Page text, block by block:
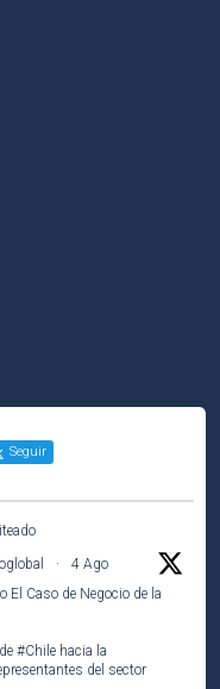
Seguir
·
4 Ago
El Caso de Negocio de la
#Chile hacia la
del sector